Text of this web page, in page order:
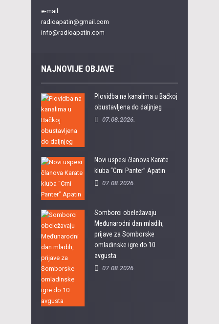
e-mail:
radioapatin@gmail.com
info@radioapatin.com
NAJNOVIJE OBJAVE
Plovidba na kanalima u Bačkoj
obustavljena do daljnjeg
07.08.2026.
Novi uspesi članova Karate
kluba “Crni Panter” Apatin
07.08.2026.
Somborci obeležavaju
Međunarodni dan mladih,
prijave za Somborske
omladinske igre do 10.
avgusta
07.08.2026.